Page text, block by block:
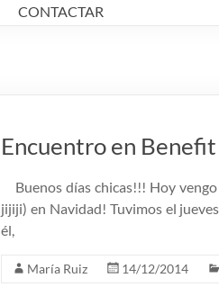
CONTACTAR
Encuentro en Benefit
Buenos días chicas!!! Hoy
jijiji) en Navidad! Tuvimos el
él,
María Ruiz 14/12/2014